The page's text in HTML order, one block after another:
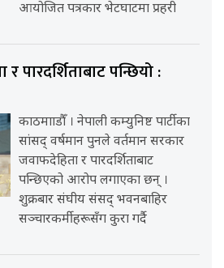
आयोजित पत्रकार भेटघाटमा प्रहरी
पारदर्शिताबाट पन्छियो :
काठमााडौँ । नेपाली कम्युनिष्ट पार्टीका
सांसद् वर्षमान पुनले वर्तमान सरकार
जवाफदेहिता र पारदर्शिताबाट
पन्छिएको आरोप लगाएका छन् ।
शुक्रबार संघीय संसद् भवनबाहिर
सञ्चारकर्मीहरूसँग कुरा गर्दै